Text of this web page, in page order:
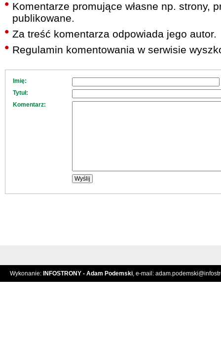
Komentarze promujące własne np. strony,
publikowane.
Za treść komentarza odpowiada jego autor.
Regulamin komentowania w serwisie
Imię:
Tytuł:
Komentarz:
Wykonanie: INFOSTRONY - Adam Podemski, e-mail: